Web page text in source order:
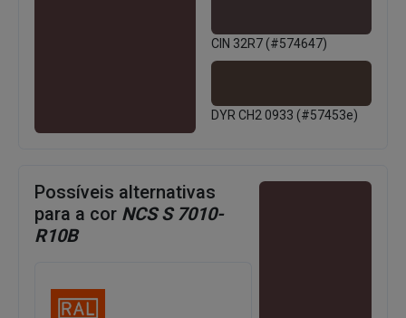
CIN 32R7 (#574647)
DYR CH2 0933 (#57453e)
Possíveis alternativas
para a cor NCS S 7010-
R10B